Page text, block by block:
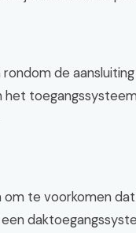
de
het
om te voorkomen